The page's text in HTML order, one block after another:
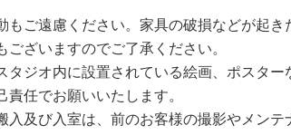
もご遠慮ください。家具の破損などが起
ございますのでご了承ください。
タジオ内に設置されている絵画、ポスタ
責任でお願いいたします。
入及び入室は、前のお客様の撮影やメン